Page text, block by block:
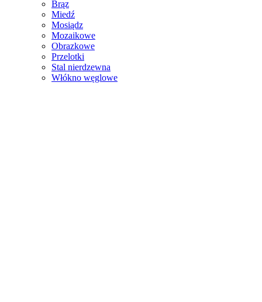
Brąz
Miedź
Mosiądz
Mozaikowe
Obrazkowe
Przelotki
Stal nierdzewna
Włókno węglowe